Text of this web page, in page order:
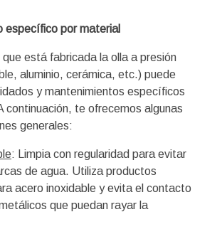
específico por material
que está fabricada la olla a presión
aluminio, cerámica, etc.) puede
y mantenimientos específicos
continuación, te ofrecemos algunas
generales:
: Limpia con regularidad para evitar
de agua. Utiliza productos
acero inoxidable y evita el contacto
que puedan rayar la